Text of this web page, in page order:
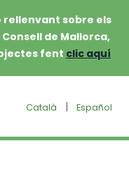
sobre els
de Mallorca,
fent clic aquí
Català | Español